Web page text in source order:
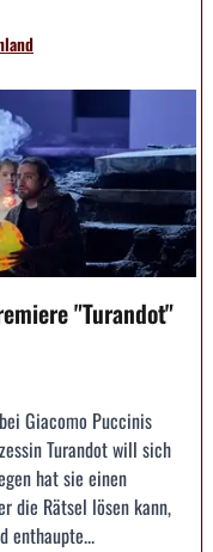
"Turandot"
Giacomo Puccinis
Turandot will sich
hat sie einen
die Rätsel lösen kann,
enthaupte...